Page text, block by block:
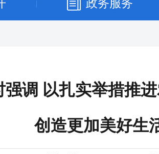
| 政务服务
调 以扎实举措推
创造更加美好生